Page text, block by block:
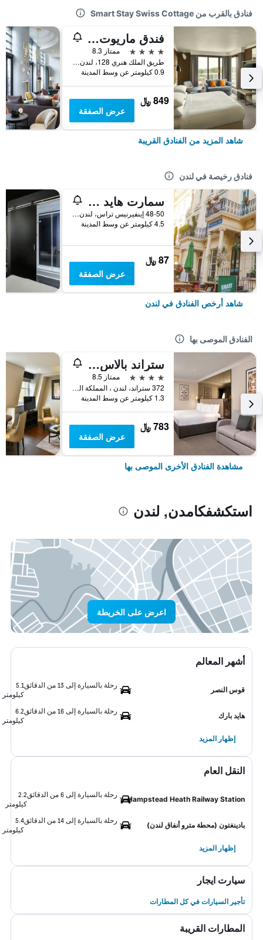
فنادق بالقرب من Smart Stay Swiss Cottage
فندق ماريوت لندن ريجينتس بارك
4 نجوم
ممتاز 8.3
طريق الملك هنري 128، لندن ، المملكة المتحدة, لندن, المملكة المتحدة
0.9 كيلومتر عن وسط المدينة
849 ﷼
عرض الصفقة
شاهد المزيد من الفنادق القريبة
فنادق رخيصة في لندن
سمارت هايد بارك إن هوستل
48-50 إينفيرنيس تراس، لندن ، المملكة المتحدة, لندن, المملكة المتحدة
4.5 كيلومتر عن وسط المدينة
87 ﷼
عرض الصفقة
شاهد أرخص الفنادق في لندن
الفنادق الموصى بها
ستراند بالاس هوتل
4 نجوم
ممتاز 8.5
372 ستراند، لندن ، المملكة المتحدة, لندن, المملكة المتحدة
1.3 كيلومتر عن وسط المدينة
783 ﷼
عرض الصفقة
مشاهدة الفنادق الأخرى الموصى بها
استكشفكامدن, لندن
اعرض على الخريطة
أشهر المعالم
قوس النصر
رحلة بالسيارة إلى 13 من الدقائق
5.1
كيلومتر
هايد بارك
رحلة بالسيارة إلى 16 من الدقائق
6.2
كيلومتر
إظهار المزيد
النقل العام
Hampstead Heath Railway Station
رحلة بالسيارة إلى 6 من الدقائق
2.2
كيلومتر
بادينغتون (محطة مترو أنفاق لندن)
رحلة بالسيارة إلى 14 من الدقائق
5.4
كيلومتر
إظهار المزيد
سيارت ايجار
تأجير السيارات في كل المطارات
المطارات القريبة